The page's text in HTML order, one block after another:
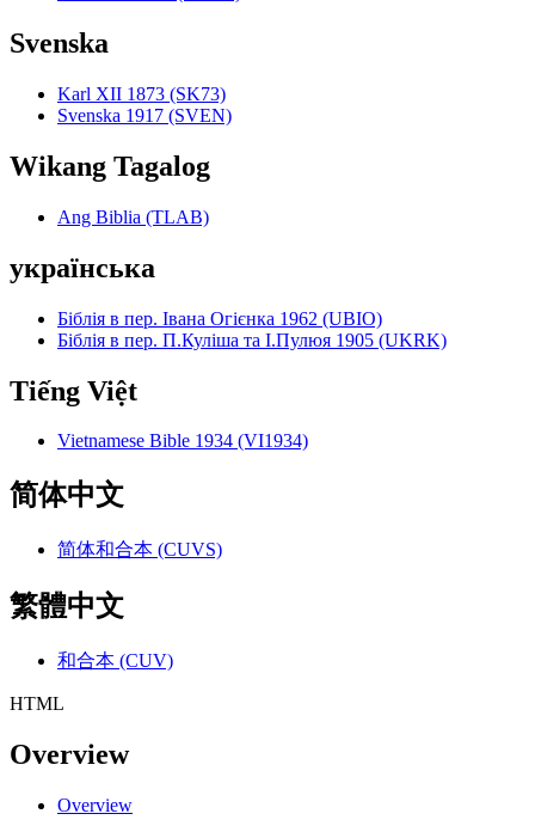
Svenska
Karl XII 1873 (SK73)
Svenska 1917 (SVEN)
Wikang Tagalog
Ang Biblia (TLAB)
українська
Біблія в пер. Івана Огієнка 1962 (UBIO)
Біблія в пер. П.Куліша та І.Пулюя 1905 (UKRK)
Tiếng Việt
Vietnamese Bible 1934 (VI1934)
简体中文
简体和合本 (CUVS)
繁體中文
和合本 (CUV)
HTML
Overview
Overview